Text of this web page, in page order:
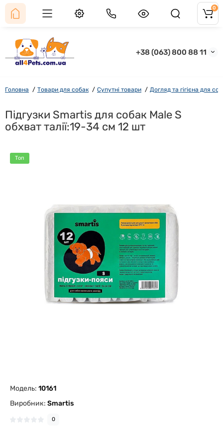
+38 (063) 800 88 11
0
Головна Товари для собак Супутні товари Догляд та гігієна для
Підгузки Smartis для собак Male S
обхват талії:19-34 см 12 шт
Топ
Модель: 10161
Виробник: Smartis
0